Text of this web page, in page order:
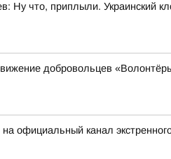
Ну что, приплыли. Украинский
добровольцев
на официальный канал